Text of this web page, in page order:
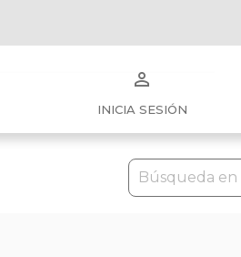

INICIA SESIÓN